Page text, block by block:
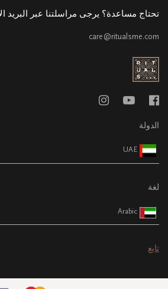
تحتاج مساعدة؟ يرجى مراسلتنا عبر البريد
care@ritualsme.com
الدولة
UAE
لغة
Arabic
تابع